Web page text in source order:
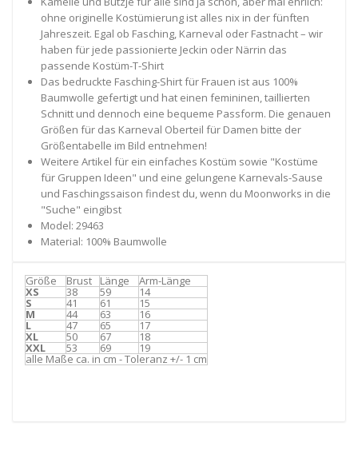
ohne originelle Kostümierung ist alles nix in der fünften
Jahreszeit. Egal ob Fasching, Karneval oder Fastnacht – wir
haben für jede passionierte Jeckin oder Närrin das
passende Kostüm-T-Shirt
Das bedruckte Fasching-Shirt für Frauen ist aus 100%
Baumwolle gefertigt und hat einen femininen, taillierten
Schnitt und dennoch eine bequeme Passform. Die genauen
Größen für das Karneval Oberteil für Damen bitte der
Größentabelle im Bild entnehmen!
Weitere Artikel für ein einfaches Kostüm sowie "Kostüme
für Gruppen Ideen" und eine gelungene Karnevals-Sause
und Faschingssaison findest du, wenn du Moonworks in die
"Suche" eingibst
Model: 29463
Material: 100% Baumwolle
Größe Brust Länge Arm-Länge
XS 38 59 14
S 41 61 15
M 44 63 16
L 47 65 17
XL 50 67 18
XXL 53 69 19
alle Maße ca. in cm - Toleranz +/- 1 cm